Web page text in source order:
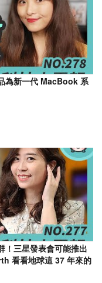
為新一代 MacBook 系
三星發表會可能推出
看看地球這 37 年來的